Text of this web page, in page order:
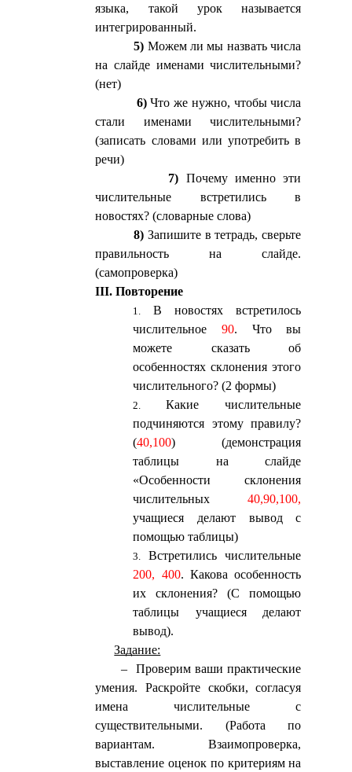
языка, такой урок называется
интегрированный.
5) Можем ли мы назвать числа
на слайде именами числительными?
(нет)
6)Что же нужно, чтобы числа
стали именами числительными?
(записать словами или употребить в
речи)
7) Почему именно эти
числительные встретились в
новостях? (словарные слова)
8)Запишите в тетрадь, сверьте
правильность на слайде.
(самопроверка)
III. Повторение
В новостях встретилось
числительное 90. Что вы
можете сказать об
особенностях склонения этого
числительного? (2 формы)
Какие числительные
подчиняются этому правилу?
(40,100) (демонстрация
таблицы на слайде
«Особенности склонения
числительных40,90,100,
учащиеся делают вывод с
помощью таблицы)
Встретились числительные
200, 400. Какова особенность
их склонения? (С помощью
таблицы учащиеся делают
вывод).
Задание:
– Проверим ваши практические
умения. Раскройте скобки, согласуя
имена числительные с
существительными. (Работа по
вариантам. Взаимопроверка,
выставление оценок по критериям на